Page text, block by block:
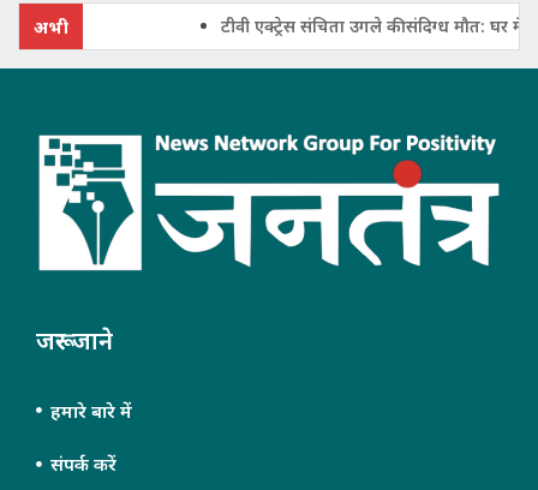
अभी टीवी एक्ट्रेस संचिता उगले की संदिग्ध मौत: घर में
जरूर जाने
हमारे बारे में
संपर्क करें